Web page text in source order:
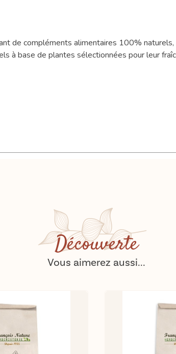
de compléments alimentaires 100%
à base de plantes sélectionnées pour leur
Découverte
Vous aimerez aussi...